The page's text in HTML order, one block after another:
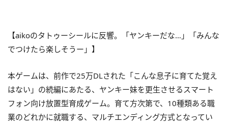
【aikoのタトゥーシールに反響。「ヤンキーだな…」「みんな
でつけたら楽しそうー」】
本ゲームは、前作で25万DLされた「こんな息子に育てた覚え
はない」の続編にあたる、ヤンキー妹を更生させるスマート
フォン向け放置型育成ゲーム。育て方次第で、10種類ある職
業のどれかに就職する、マルチエンディング方式となってい